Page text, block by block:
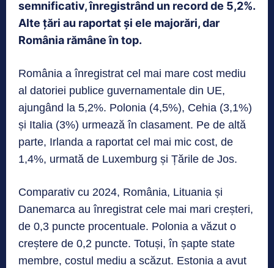
semnificativ, înregistrând un record de 5,2%.
Alte țări au raportat și ele majorări, dar
România rămâne în top.
România a înregistrat cel mai mare cost mediu
al datoriei publice guvernamentale din UE,
ajungând la 5,2%. Polonia (4,5%), Cehia (3,1%)
și Italia (3%) urmează în clasament. Pe de altă
parte, Irlanda a raportat cel mai mic cost, de
1,4%, urmată de Luxemburg și Țările de Jos.
Comparativ cu 2024, România, Lituania și
Danemarca au înregistrat cele mai mari creșteri,
de 0,3 puncte procentuale. Polonia a văzut o
creștere de 0,2 puncte. Totuși, în șapte state
membre, costul mediu a scăzut. Estonia a avut